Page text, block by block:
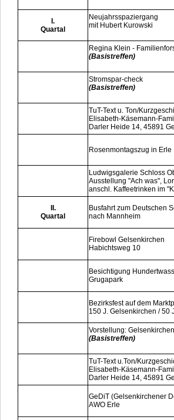
I.
Quartal
Neujahrsspaziergang
mit Hubert Kurowski
Regina Klein -
(Basistreffen)
Stromspar-check
(Basistreffen)
TuT-Text u. Ton/
Elisabeth-Käsemann-
Darler Heide 14, 45891
Rosenmontagszug in Erle
Ludwigsgalerie Schloss
Ausstellung "Ach was",
anschl. Kaffeetrinken im
II.
Quartal
Busfahrt zum Deutschen
nach Mannheim
Firebowl Gelsenkirchen
Habichtsweg 10
Besichtigung
Grugapark
Bezirksfest auf dem
150 J. Gelsenkirchen / 50
Vorstellung:
(Basistreffen)
TuT-Text u.Ton/
Elisabeth-Käsemann-
Darler Heide 14, 45891
GeDiT (Gelsenkirchener
AWO Erle